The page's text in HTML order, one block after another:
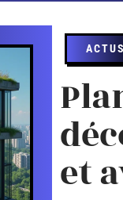
ACTUS
et